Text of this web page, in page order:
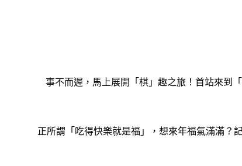
事不而遲，馬上展開「棋」趣之旅！首站來到
正所謂「吃得快樂就是福」，想來年福氣滿滿？